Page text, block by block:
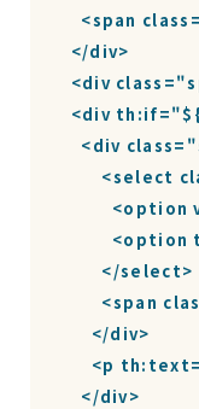
<span
  </div>
<div
<div
<div
        </select>
<span
      </div>
<p
    </div>